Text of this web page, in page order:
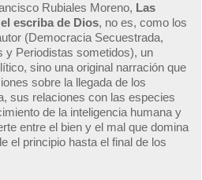
Rubiales Moreno, Las
escriba de Dios, no es, como los
(Democracia Secuestrada,
y Periodistas sometidos), un
sino una original narración que
sobre la llegada de los
sus relaciones con las especies
de la inteligencia humana y
entre el bien y el mal que domina
el principio hasta el final de los